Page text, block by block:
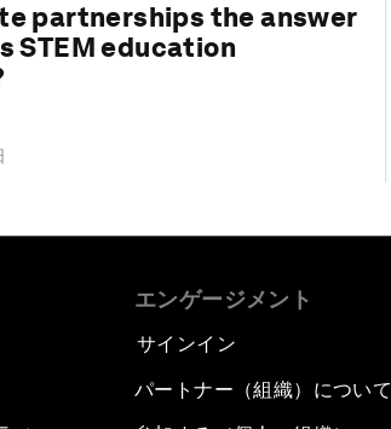
partnerships the answer
STEM education
エンゲージメント
サインイン
パートナー（組織）について